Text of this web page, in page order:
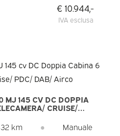
€ 10.944,-
IVA esclusa
MJ 145 CV DC DOPPIA
CRUISE/
km ● Manuale